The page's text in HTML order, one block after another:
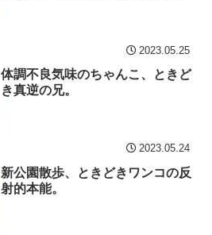
2023.05.25
体調不良気味のちゃんこ、ときど
き真逆の兄。
2023.05.24
新公園散歩、ときどきワンコの反
射的本能。